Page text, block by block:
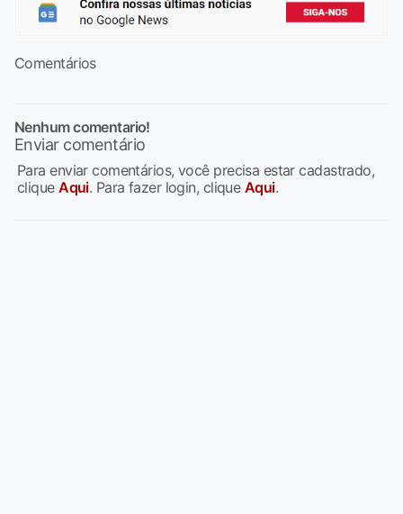
Comentários
Nenhum comentario!
Enviar comentário
Para enviar comentários, você precisa estar cadastrado,
cliqueAqui. Para fazer login, clique Aqui.